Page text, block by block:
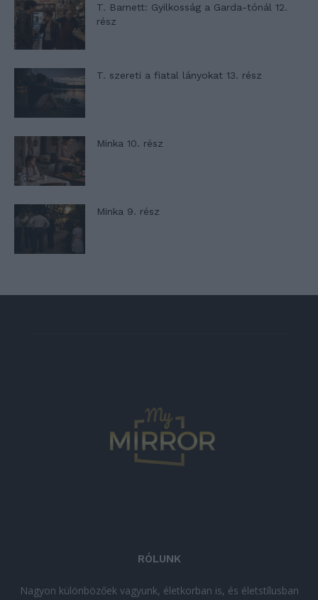
T. Barnett: Gyilkosság a Garda-tónál 12.
rész
T. szereti a fiatal lányokat 13. rész
Minka 10. rész
Minka 9. rész
RÓLUNK
Nagyon különbözőek vagyunk, életkorban is, és életstílusban